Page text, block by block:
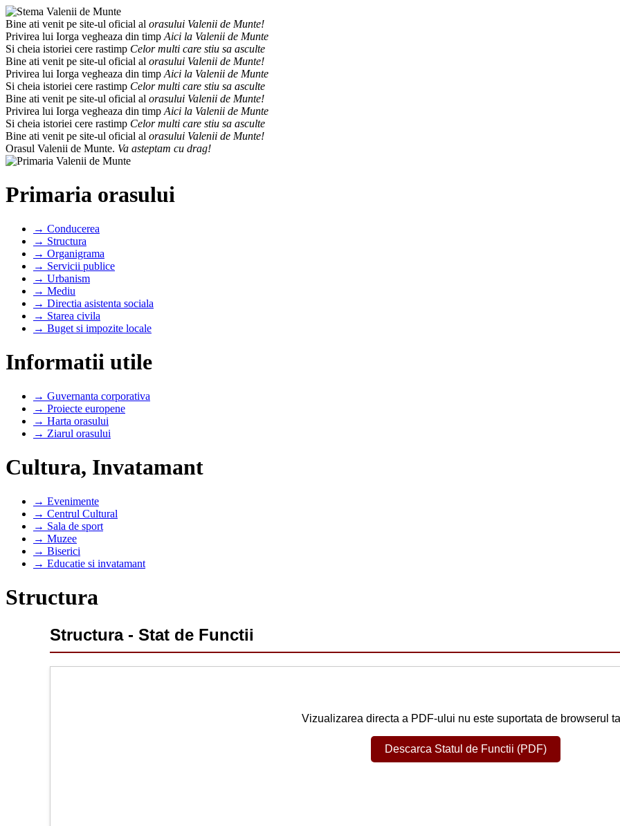
Bine ati venit pe site-ul oficial al orasului Valenii de Munte!
Privirea lui Iorga vegheaza din timp Aici la Valenii de Munte
Si cheia istoriei cere rastimp Celor multi care stiu sa asculte
Bine ati venit pe site-ul oficial al orasului Valenii de Munte!
Privirea lui Iorga vegheaza din timp Aici la Valenii de Munte
Si cheia istoriei cere rastimp Celor multi care stiu sa asculte
Bine ati venit pe site-ul oficial al orasului Valenii de Munte!
Privirea lui Iorga vegheaza din timp Aici la Valenii de Munte
Si cheia istoriei cere rastimp Celor multi care stiu sa asculte
Bine ati venit pe site-ul oficial al orasului Valenii de Munte!
Orasul Valenii de Munte. Va asteptam cu drag!
Primaria orasului
→ Conducerea
→ Structura
→ Organigrama
→ Servicii publice
→ Urbanism
→ Mediu
→ Directia asistenta sociala
→ Starea civila
→ Buget si impozite locale
Informatii utile
→ Guvernanta corporativa
→ Proiecte europene
→ Harta orasului
→ Ziarul orasului
Cultura, Invatamant
→ Evenimente
→ Centrul Cultural
→ Sala de sport
→ Muzee
→ Biserici
→ Educatie si invatamant
Structura
Structura - Stat de Functii
Vizualizarea directa a PDF-ului nu este suportata de browserul
Descarca Statul de Functii (PDF)